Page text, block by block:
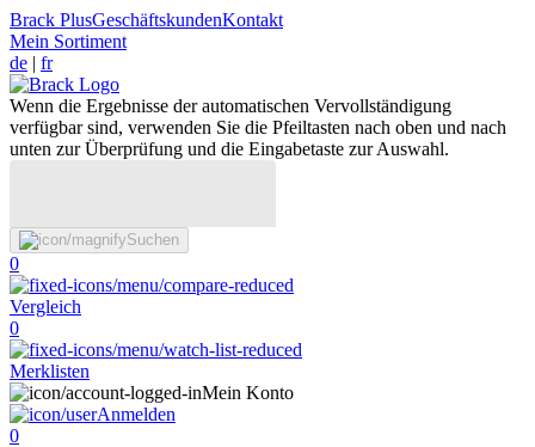
Brack PlusGeschäftskundenKontakt
Mein Sortiment
de | fr
Wenn die Ergebnisse der automatischen Vervollständigung
verfügbar sind, verwenden Sie die Pfeiltasten nach oben und nach
unten zur Überprüfung und die Eingabetaste zur Auswahl.
Suchen
0
Vergleich
0
Merklisten
Mein Konto
Anmelden
0